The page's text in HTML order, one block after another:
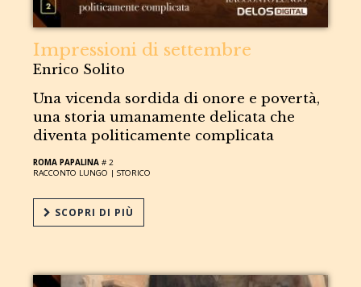
Impressioni di settembre
Enrico Solito
Una vicenda sordida di onore e povertà,
una storia umanamente delicata che
diventa politicamente complicata
ROMA PAPALINA # 2
RACCONTO LUNGO |STORICO
SCOPRI DI PIÙ